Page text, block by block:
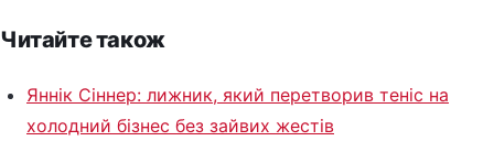
Читайте також
Яннік Сіннер: лижник, який перетворив теніс на
холодний бізнес без зайвих жестів